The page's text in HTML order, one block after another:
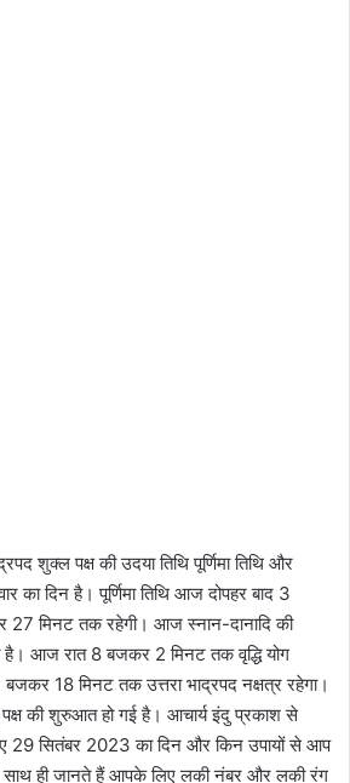
शुक्ल पक्ष की उदया तिथि पूर्णिमा तिथि और
का दिन है। पूर्णिमा तिथि आज दोपहर बाद 3
27 मिनट तक रहेगी। आज स्नान-दानादि की
है। आज रात 8 बजकर 2 मिनट तक वृद्धि योग
18 मिनट तक उत्तरा भाद्रपद नक्षत्र रहेगा।
की शुरुआत हो गई है। आचार्य इंदु प्रकाश से
29 सितंबर 2023 का दिन और किन उपायों से आप
ही जानते हैं आपके लिए लकी नंबर और लकी रंग